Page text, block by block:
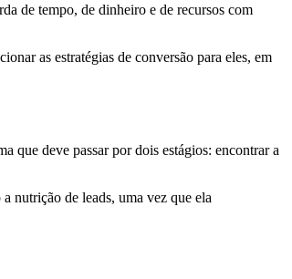
de tempo, de dinheiro e de recursos com
as estratégias de conversão para eles, em
que deve passar por dois estágios: encontrar a
nutrição de leads, uma vez que ela